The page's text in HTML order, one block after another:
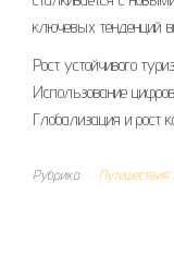
ключевых тенденций
Рост устойчивого
Использование
Глобализация и рост
Рубрика